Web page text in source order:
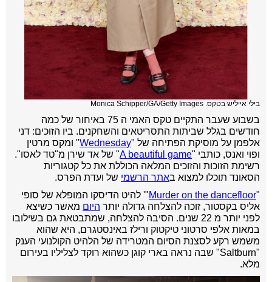
בילי אייליש בטקס. Monica Schipper/GA/Getty Images
בשבוע שעבר התקיים טקס האמי ה 75 באיחור של כמה
חודשים בגלל שביתות התסריטאים והשחקנים. ביו הזוכים: דני
אלפמן על מוסיקת הפתיחה של "Wednesday" ומקס מרטין
ופוי ואנס, כותבי "A beautiful game" של אד שירן מ"טד לאסו".
רשימת הזוכות והזוכים המלאה הכוללת את כל קטגוריות
הסאונד תוכלו למצוא באתר הרשמי של ועדת הפרס.
"
Murder on the dancefloor"' להיט הדיסקו המופלא של סופי
אליס בקסטור, זוכה להצלחה גדולה יותר היום מאשר כשיצא
לפני יותר מ 22 שנים. הסיבה להצלחה, שמתבטאת גם בשילובו
במאות אלפי סרטוני טיקטוק ורילז באינסטגרם, היא שהוא
משמש רקע לסצנת הסיום המטרידה של הלהיט הקולנועי הענק
"Saltburn" שבה נראה בארי קוגן כשהוא רוקד לצליליו בעירום
מלא.